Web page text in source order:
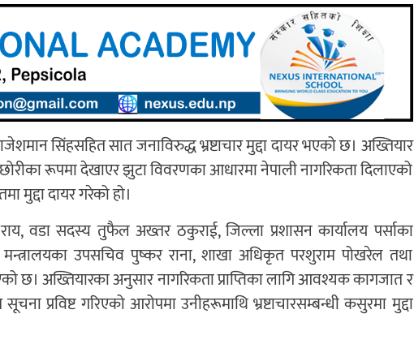
सिंहसहित सात जनाविरुद्ध भ्रष्टाचार मुद्दा दायर भएको छ। अख्तियार
रूपमा देखाएर झुटा विवरणका आधारमा नेपाली नागरिकता दिलाएको
मुद्दा दायर गरेको हो।
वडा सदस्य तुफैल अख्तर ठकुराई, जिल्ला प्रशासन कार्यालय पर्साका
उपसचिव पुष्कर राना, शाखा अधिकृत परशुराम पोखरेल तथा
छ। अख्तियारका अनुसार नागरिकता प्राप्तिका लागि आवश्यक कागजात र
प्रविष्ट गरिएको आरोपमा उनीहरूमाथि भ्रष्टाचारसम्बन्धी कसुरमा मुद्दा